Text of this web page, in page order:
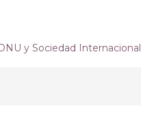
y Sociedad Internacional